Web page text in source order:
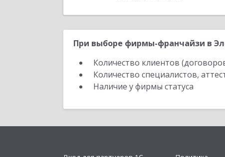
При выборе фирмы-франчайзи в
Количество клиентов
Количество специалистов,
Наличие у фирмы статуса